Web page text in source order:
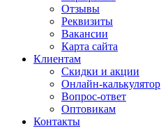
Отзывы
Реквизиты
Вакансии
Карта сайта
Клиентам
Скидки и акции
Онлайн-калькулятор
Вопрос-ответ
Оптовикам
Контакты